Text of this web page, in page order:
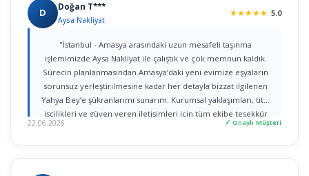
D Doğan T***
Aysa Nakliyat
★★★★★ 5.0
"İstanbul - Amasya arasındaki uzun mesafeli taşınma
işlemimizde Aysa Nakliyat ile çalıştık ve çok memnun kaldık.
Sürecin planlanmasından Amasya’daki yeni evimize eşyaların
sorunsuz yerleştirilmesine kadar her detayla bizzat ilgilenen
Yahya Bey’e şükranlarımı sunarım. Kurumsal yaklaşımları, titiz
işçilikleri ve güven veren iletişimleri için tüm ekibe teşekkür
22.06.2026 ✓ Onaylı Müşteri